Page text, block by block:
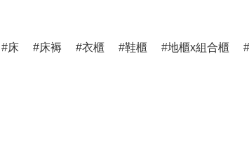
床 床褥 衣櫃 鞋櫃 地櫃x組合櫃